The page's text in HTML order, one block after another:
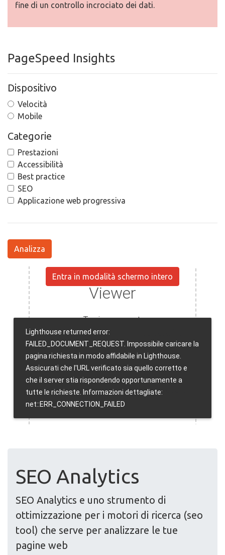
fine di un controllo incrociato dei dati.
PageSpeed Insights
Dispositivo
Velocità
Mobile
Categorie
Prestazioni
Accessibilità
Best practice
SEO
Applicazione web progressiva
Analizza
Entra in modalità schermo intero
SEO Analytics
SEO Analytics e uno strumento di
ottimizzazione per i motori di ricerca (seo
tool) che serve per analizzare le tue
pagine web